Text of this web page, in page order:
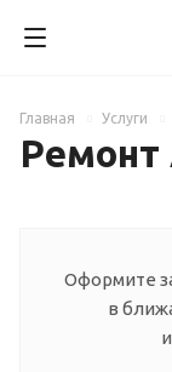
Главная Услуги
Ремонт
Оформите
в